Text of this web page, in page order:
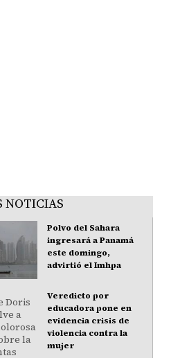
NOTICIAS
Polvo del Sahara
ingresará a Panamá
este domingo,
advirtió el Imhpa
Veredicto por
educadora pone en
evidencia crisis de
violencia contra la
mujer